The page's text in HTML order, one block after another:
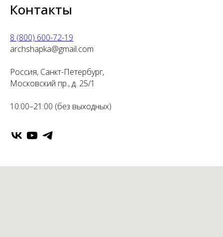
Контакты
8 (800) 600-72-19
archshapka@gmail.com
Россия, Санкт-Петербург,
Московский пр., д. 25/1
10:00–21:00 (без выходных)